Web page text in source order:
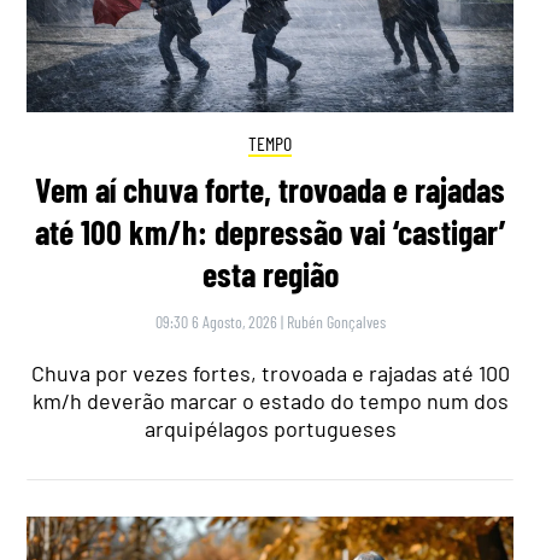
TEMPO
Vem aí chuva forte, trovoada e rajadas
até 100 km/h: depressão vai ‘castigar’
esta região
09:30 6 Agosto, 2026 | Rubén Gonçalves
Chuva por vezes fortes, trovoada e rajadas até 100
km/h deverão marcar o estado do tempo num dos
arquipélagos portugueses